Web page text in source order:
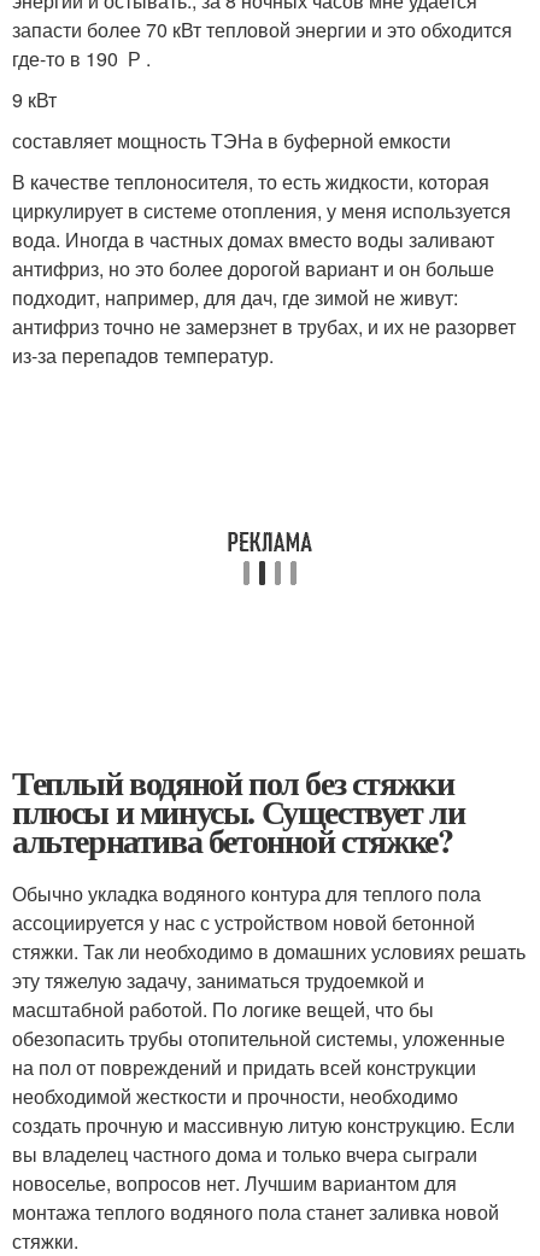
запасти более 70 кВт тепловой энергии и это обходится
где-то в 190 Р .
9 кВт
составляет мощность ТЭНа в буферной емкости
В качестве теплоносителя, то есть жидкости, которая
циркулирует в системе отопления, у меня используется
вода. Иногда в частных домах вместо воды заливают
антифриз, но это более дорогой вариант и он больше
подходит, например, для дач, где зимой не живут:
антифриз точно не замерзнет в трубах, и их не разорвет
из-за перепадов температур.
Теплый водяной пол без стяжки
плюсы и минусы. Существует ли
альтернатива бетонной стяжке?
Обычно укладка водяного контура для теплого пола
ассоциируется у нас с устройством новой бетонной
стяжки. Так ли необходимо в домашних условиях решать
эту тяжелую задачу, заниматься трудоемкой и
масштабной работой. По логике вещей, что бы
обезопасить трубы отопительной системы, уложенные
на пол от повреждений и придать всей конструкции
необходимой жесткости и прочности, необходимо
создать прочную и массивную литую конструкцию. Если
вы владелец частного дома и только вчера сыграли
новоселье, вопросов нет. Лучшим вариантом для
монтажа теплого водяного пола станет заливка новой
стяжки.